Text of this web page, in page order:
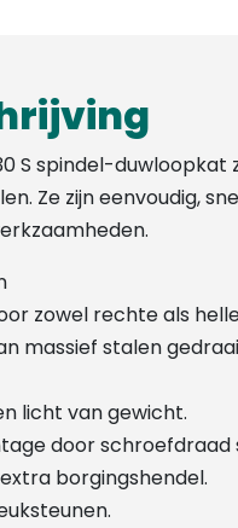
S spindel-duwloopkat
Ze zijn eenvoudig,
zowel rechte als
massief stalen
licht van gewicht.
door schroefdraad
borgingshendel.